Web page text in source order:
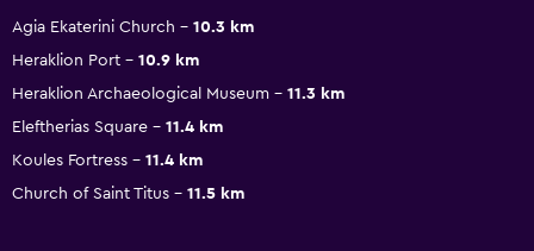
Agia Ekaterini Church
10.3 km
Heraklion Port
10.9 km
Heraklion Archaeological Museum
11.3 km
Eleftherias Square
11.4 km
Koules Fortress
11.4 km
Church of Saint Titus
11.5 km